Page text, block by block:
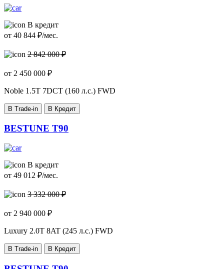
В кредит
от 40 844 ₽/мес.
2 842 000 ₽
от 2 450 000 ₽
Noble 1.5T 7DCT (160 л.с.) FWD
В Trade-in В Кредит
BESTUNE T90
В кредит
от 49 012 ₽/мес.
3 332 000 ₽
от 2 940 000 ₽
Luxury 2.0T 8AT (245 л.с.) FWD
В Trade-in В Кредит